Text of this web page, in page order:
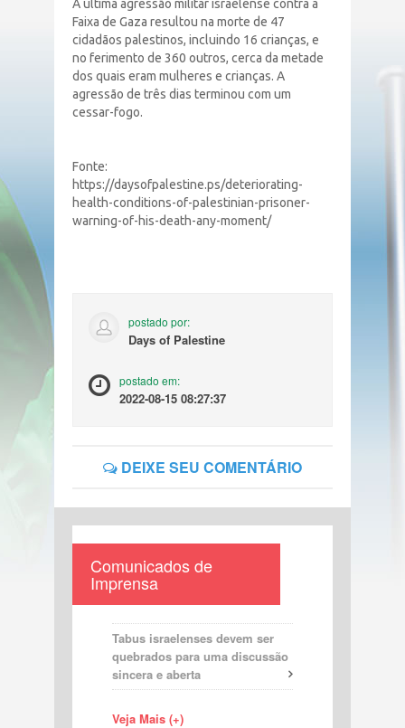
A última agressão militar israelense contra a
Faixa de Gaza resultou na morte de 47
cidadãos palestinos, incluindo 16 crianças, e
no ferimento de 360 outros, cerca da metade
dos quais eram mulheres e crianças. A
agressão de três dias terminou com um
cessar-fogo.
Fonte:
https://daysofpalestine.ps/deteriorating-
health-conditions-of-palestinian-prisoner-
warning-of-his-death-any-moment/
postado por:
Days of Palestine
postado em:
2022-08-15 08:27:37
DEIXE SEU COMENTÁRIO
Comunicados de
Imprensa
Tabus israelenses devem ser
quebrados para uma discussão
sincera e aberta
Veja Mais (+)